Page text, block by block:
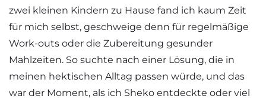
zwei kleinen Kindern zu Hause fand ich kaum Zeit
für mich selbst, geschweige denn für regelmäßige
Work-outs oder die Zubereitung gesunder
Mahlzeiten. So suchte nach einer Lösung, die in
meinen hektischen Alltag passen würde, und das
war der Moment, als ich Sheko entdeckte oder viel